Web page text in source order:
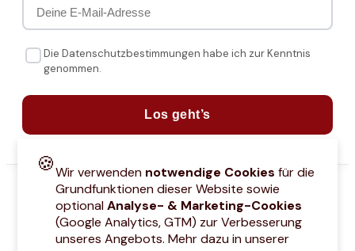
Die Datenschutzbestimmungen habe ich zur Kenntnis
genommen.
Los geht’s
🍪Wir verwenden notwendige Cookies für die
Grundfunktionen dieser Website sowie
optionalAnalyse- & Marketing-Cookies
(Google Analytics, GTM) zur Verbesserung
unseres Angebots. Mehr dazu in unserer